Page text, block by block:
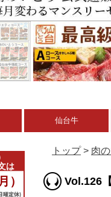
仙台牛
トップ> 肉
Vol.126